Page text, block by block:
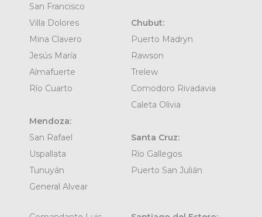
San Francisco
Villa Dolores
Mina Clavero
Jesús María
Almafuerte
Río Cuarto
Mendoza:
San Rafael
Uspallata
Tunuyán
General Alvear
Chubut:
Puerto Madryn
Rawson
Trelew
Comodoro Rivadavia
Caleta Olivia
Santa Cruz:
Río Gallegos
Puerto San Julián